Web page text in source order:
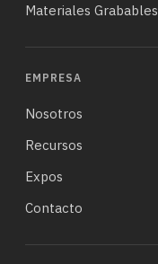
Materiales Grabables
EMPRESA
Nosotros
Recursos
Expos
Contacto